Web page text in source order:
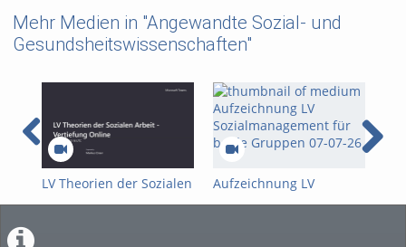
Mehr Medien in "Angewandte Sozial- und
Gesundsheitswissenschaften"
LV Theorien der Sozialen
Arbeit - Vertiefung
Aufzeichnung LV
Sozialmanagement für